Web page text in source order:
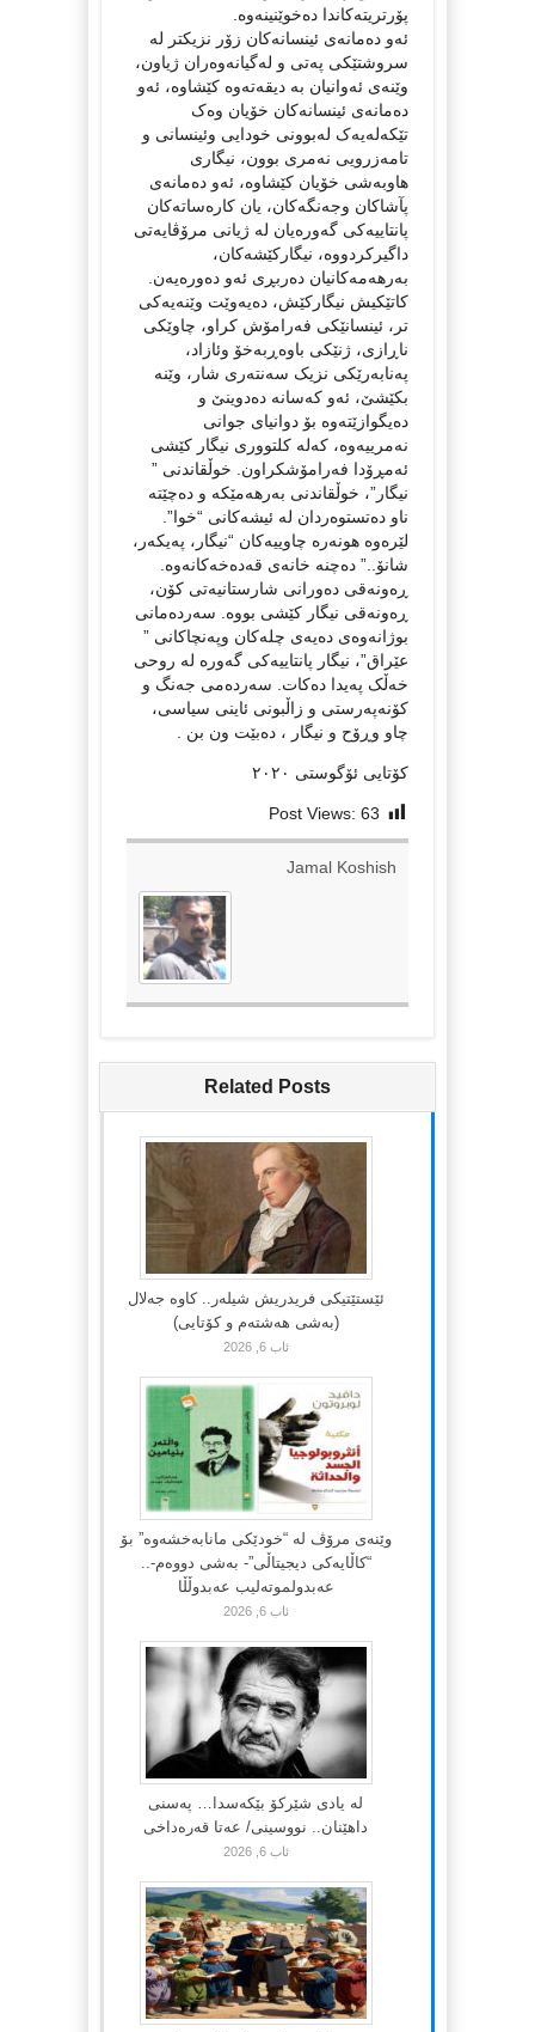
پۆرتریتەکاندا دەخوێنینەوە.
ئەو دەمانەی ئینسانەکان زۆر نزیکتر لە
سروشتێکی پەتی و لەگیانەوەران ژیاون،
وێنەی ئەوانیان بە دیقەتەوە کێشاوە، ئەو
دەمانەی ئینسانەکان خۆیان وەک
تێکەلەیەک لەبوونی خودایی وئینسانی و
تامەزرویی نەمری بوون، نیگاری
هاوبەشی خۆیان کێشاوە، ئەو دەمانەی
پآشاکان وجەنگەکان، یان کارەساتەکان
پانتاییەکی گەورەیان لە ژیانی مرۆڤایەتی
داگیرکردووە، نیگارکێشەکان،
بەرهەمەکانیان دەربڕی ئەو دەورەیەن.
کاتێکیش نیگارکێش، دەیەوێت وێنەیەکی
تر، ئینسانێکی فەرامۆش کراو، چاوێکی
ناڕازی، ژنێکی باوەڕبەخۆ وئازاد،
پەنابەرێکی نزیک سەنتەری شار، وێنە
بکێشێ، ئەو کەسانە دەدوینێ و
دەیگوازێتەوە بۆ دوانیای جوانی
نەمرییەوە، کەلە کلتووری نیگار کێشی
ئەمڕۆدا فەرامۆشکراون. خوڵقاندنی ”
نیگار”، خوڵقاندنی بەرهەمێکە و دەچێتە
ناو دەتستوەردان لە ئیشەکانی “خوا”.
لێرەوە هونەرە چاوییەکان “نیگار، پەیکەر،
شانۆ..” دەچنە خانەی قەدەخەکانەوە.
ڕەونەقی دەورانی شارستانیەتی کۆن،
ڕەونەقی نیگار کێشی بووە. سەردەمانی
بوژانەوەی دەیەی چلەکان وپەنچاکانی ”
عێراق”، نیگار پانتاییەکی گەورە لە روحی
خەڵک پەیدا دەکات. سەردەمی جەنگ و
کۆنەپەرستی و زاڵبونی ئاینی سیاسی،
چاو وڕۆح و نیگار ، دەبێت ون بن .
کۆتایی ئۆگوستی ٢٠٢٠
Post Views: 63
Jamal Koshish
Related Posts
ئێستێتیکی فریدریش شیلەر.. کاوە جەلال
(بەشی هەشتەم و کۆتایی)
ئاب 6, 2026
وێنەی مرۆڤ لە “خودێکی مانابەخشەوە” بۆ
“کاڵایەکی دیجیتاڵی”- بەشی دووەم-..
عەبدولموتەلیب عەبدوڵڵا
ئاب 6, 2026
لە یادی شێرکۆ بێکەسدا… پەسنی
داهێنان.. نووسینی/ عەتا قەرەداخی
ئاب 6, 2026